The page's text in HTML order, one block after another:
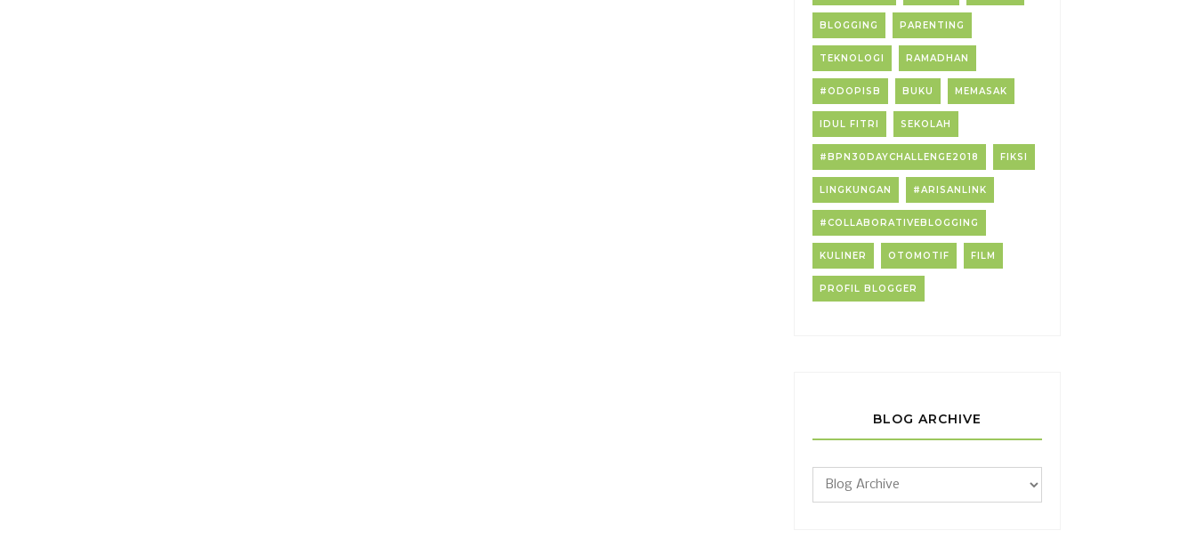
BLOGGING PARENTING
TEKNOLOGI RAMADHAN
#ODOPISB BUKU MEMASAK
IDUL FITRI SEKOLAH
#BPN30DAYCHALLENGE2018 FIKSI
LINGKUNGAN #ARISANLINK
#COLLABORATIVEBLOGGING
KULINER OTOMOTIF FILM
PROFIL BLOGGER
BLOG ARCHIVE